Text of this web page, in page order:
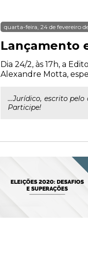
quarta-feira, 24 de fevereiro
Lançamento
Dia 24/2, às 17h, a
Alexandre Motta,
...Jurídico, escrito
Participe!